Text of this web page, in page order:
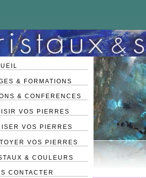
& FORMATIONS
& CONFERENCES
VOS PIERRES
VOS PIERRES
VOS PIERRES
& COULEURS
CONTACTER